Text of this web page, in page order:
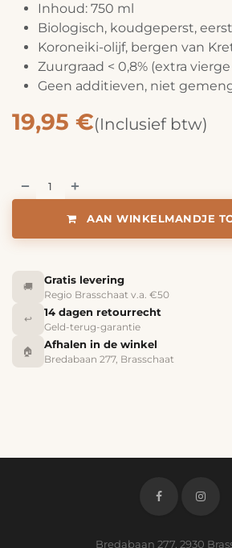
Inhoud: 750 ml
Biologisch, koudgeperst,
Koroneiki-olijf, bergen van
Zuurgraad < 0,8% (extra
Geen additieven, niet
19,95 €(Inclusief btw)
AAN WINKELMANDJE
🚚
Gratis levering
Regio Brasschaat v.a. €50
↩️
14 dagen retourrecht
Geld-terug-garantie
🏠
Afhalen in de winkel
Bredabaan 277, Brasschaat
Bredabaan 277, 2930